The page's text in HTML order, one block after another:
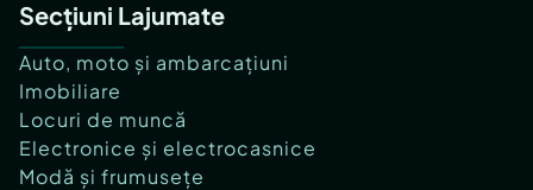
Secțiuni Lajumate
Auto, moto și ambarcațiuni
Imobiliare
Locuri de muncă
Electronice și electrocasnice
Modă și frumusețe